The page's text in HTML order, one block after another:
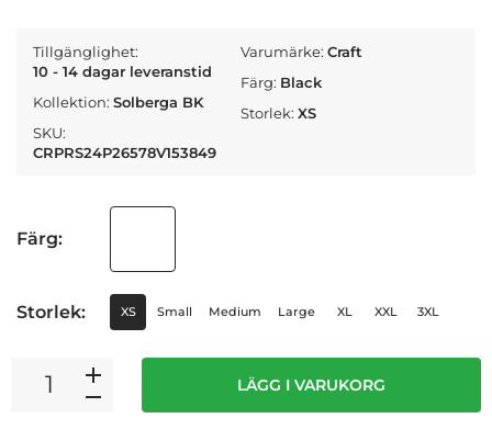
Tillgänglighet:
10 - 14 dagar leveranstid
Kollektion: Solberga BK
SKU:
CRPRS24P26578V153849
Varumärke:Craft
Färg: Black
Storlek:XS
Färg:
Storlek: XS Small Medium Large XL XXL 3XL
LÄGG I VARUKORG